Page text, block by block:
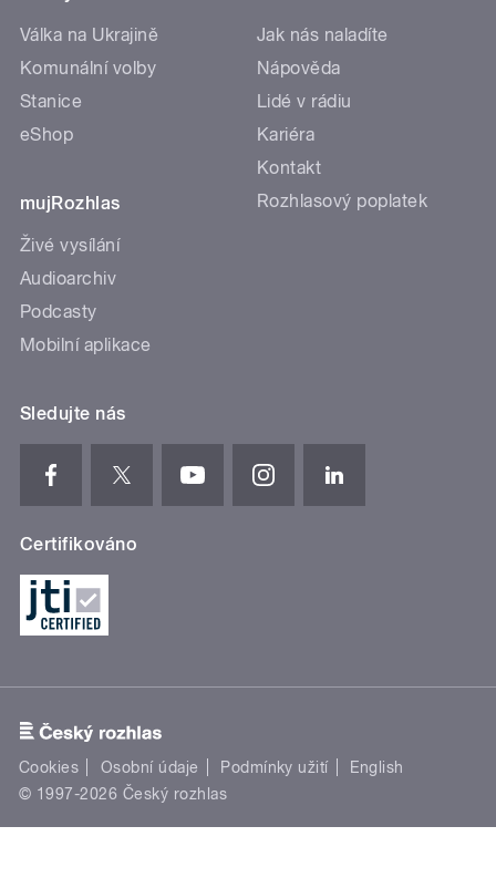
Válka na Ukrajině
Komunální volby
Stanice
eShop
mujRozhlas
Živé vysílání
Audioarchiv
Podcasty
Mobilní aplikace
Jak nás naladíte
Nápověda
Lidé v rádiu
Kariéra
Kontakt
Rozhlasový poplatek
Sledujte nás
Certifikováno
Cookies Osobní údaje Podmínky užití
English
© 1997-2026 Český rozhlas